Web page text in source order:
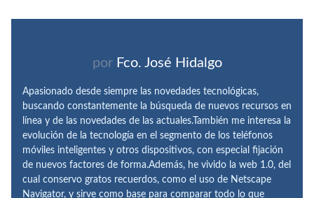
por Fco. José Hidalgo
Apasionado desde siempre las novedades tecnológicas,
buscando constantemente la búsqueda de nuevos recursos en
línea y de las novedades de las actuales.También me interesa la
evolución de la tecnología en el segmento de los teléfonos
móviles inteligentes y otros dispositivos, con especial fijación
de nuevos factores de forma.Además, he vivido la web 1.0, del
cual conservo gratos recuerdos, como el uso de Netscape
Navigator, y sirve como base para comparar todo lo que